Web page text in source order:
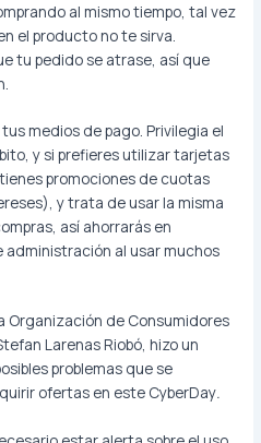
al mismo tiempo, tal vez
el producto no te sirva.
tu pedido se atrase, así que
medios de pago. Privilegia el
y si prefieres utilizar tarjetas
promociones de cuotas
y trata de usar la misma
así ahorrarás en
administración al usar muchos
Organización de Consumidores
Larenas Riobó, hizo un
problemas que se
ofertas en este CyberDay.